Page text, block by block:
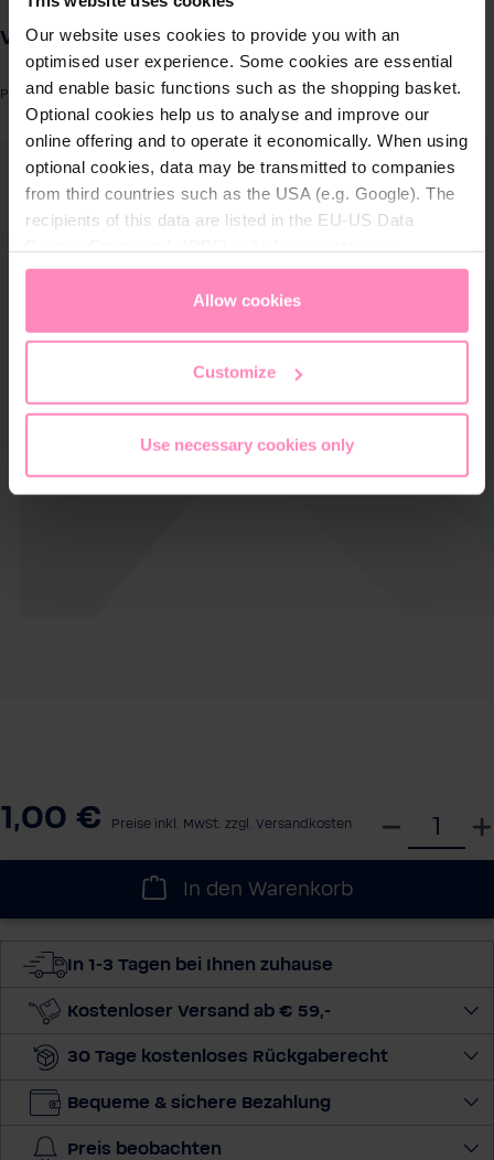
Our website uses cookies to provide you with an
optimised user experience. Some cookies are essential
and enable basic functions such as the shopping basket.
Optional cookies help us to analyse and improve our
online offering and to operate it economically. When using
optional cookies, data may be transmitted to companies
from third countries such as the USA (e.g. Google). The
recipients of this data are listed in the EU-US Data
appropriate level of data protection. You canaccept all
only allow necessary cookies
access and change your chosen setting at any time in
Allow cookies
Customize
Use necessary cookies only
Lösungen für
Geschäftskunden
Kundenservice
Veredelung
Produktnummer: SW10997
überspringen
1,00 € Preise inkl. MwSt. zzgl. Versandkosten
W
e
e
g
In den Warenkorb
In 1-3 Tagen bei Ihnen zuhause
Kostenloser Versand ab € 59,-
30 Tage kostenloses Rückgaberecht
Bequeme & sichere Bezahlung
Preis beobachten